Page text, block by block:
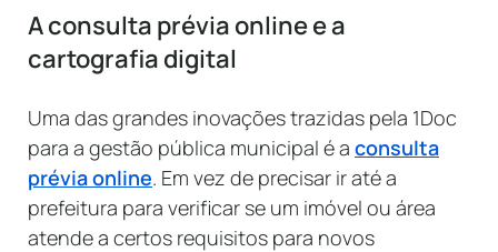
A consulta prévia online e a
cartografia digital
Uma das grandes inovações trazidas pela 1Doc
para a gestão pública municipal é a consulta
prévia online. Em vez de precisar ir até a
prefeitura para verificar se um imóvel ou área
atende a certos requisitos para novos